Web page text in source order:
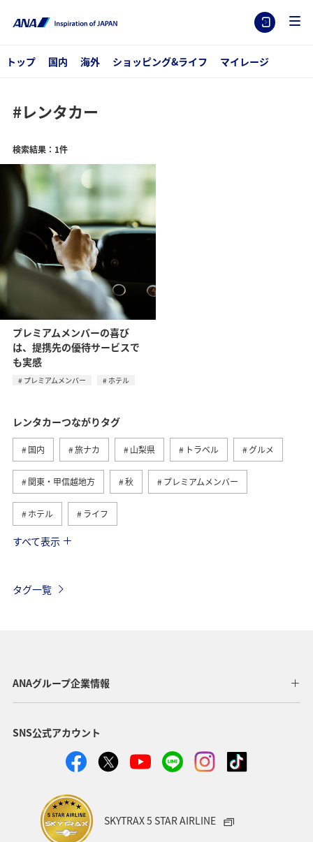
トップ 国内 海外 ショッピング&ライフ マイレージ
#レンタカー
検索結果：1件
プレミアムメンバーの喜び
は、提携先の優待サービスで
も実感
プレミアムメンバー ホテル
レンタカーつながりタグ
国内 旅ナカ 山梨県 トラベル グルメ
関東・甲信越地方 秋 プレミアムメンバー
ホテル ライフ
日常
すべて表示
タグ一覧
ANAグループ企業情報
SNS公式アカウント
SKYTRAX 5 STAR AIRLINE